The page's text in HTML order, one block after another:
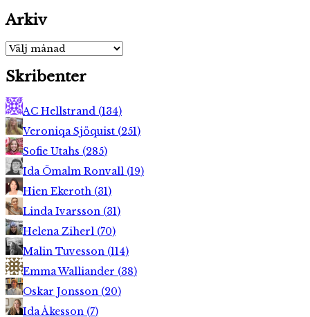
Arkiv
Arkiv
Skribenter
AC Hellstrand (134)
Veroniqa Sjöquist (251)
Sofie Utahs (285)
Ida Ömalm Ronvall (19)
Hien Ekeroth (31)
Linda Ivarsson (31)
Helena Ziherl (70)
Malin Tuvesson (114)
Emma Walliander (38)
Oskar Jonsson (20)
Ida Åkesson (7)